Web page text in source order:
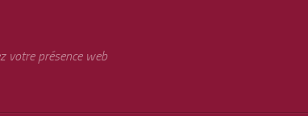
votre présence web